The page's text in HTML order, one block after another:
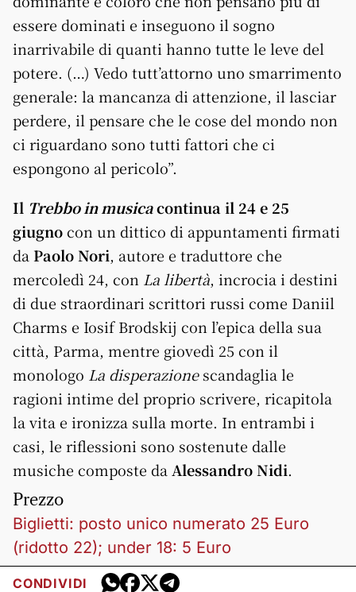
essere dominati e inseguono il sogno
inarrivabile di quanti hanno tutte le leve del
potere. (…) Vedo tutt’attorno uno smarrimento
generale: la mancanza di attenzione, il lasciar
perdere, il pensare che le cose del mondo non
ci riguardano sono tutti fattori che ci
espongono al pericolo”.
Il Trebbo in musicacontinua il 24 e 25
giugnocon un dittico di appuntamenti firmati
da Paolo Nori, autore e traduttore che
mercoledì 24, con La libertà, incrocia i destini
di due straordinari scrittori russi come Daniil
Charms e Iosif Brodskij con l’epica della sua
città, Parma, mentre giovedì 25 con il
monologo La disperazionescandaglia le
ragioni intime del proprio scrivere, ricapitola
la vita e ironizza sulla morte. In entrambi i
casi, le riflessioni sono sostenute dalle
musiche composte da Alessandro Nidi.
Prezzo
Biglietti: posto unico numerato 25 Euro
(ridotto 22); under 18: 5 Euro
CONDIVIDI